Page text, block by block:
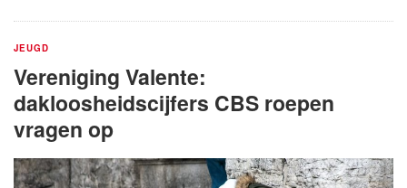
JEUGD
Vereniging Valente:
dakloosheidscijfers CBS roepen
vragen op